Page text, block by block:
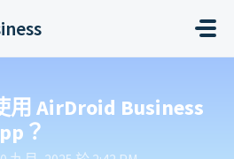
用 AirDroid Business
？